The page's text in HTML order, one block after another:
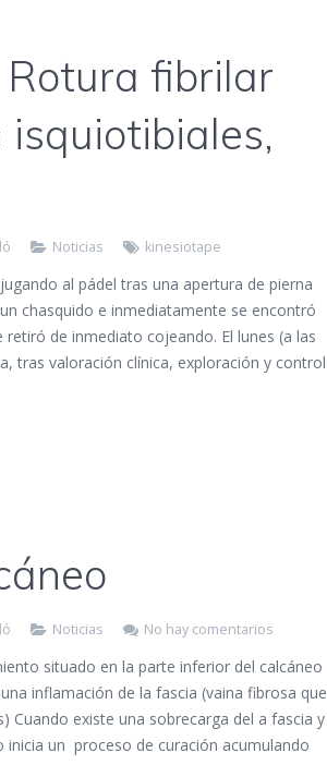
fibrilar
Noticias kinesiotape
al pádel tras una apertura de pierna
chasquido e inmediatamente se encontró
de inmediato cojeando. El lunes (a las
tras valoración clínica, exploración y control
Noticias No hay comentarios
situado en la parte inferior del calcáneo
inflamación de la fascia (vaina fibrosa que
Cuando existe una sobrecarga del a fascia y
inicia un proceso de curación acumulando